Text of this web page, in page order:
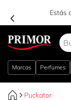
Estás
Marcas Perfumes
Puckator